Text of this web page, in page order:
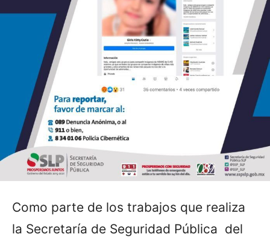
Como parte de los trabajos que realiza
la Secretaría de Seguridad Pública del